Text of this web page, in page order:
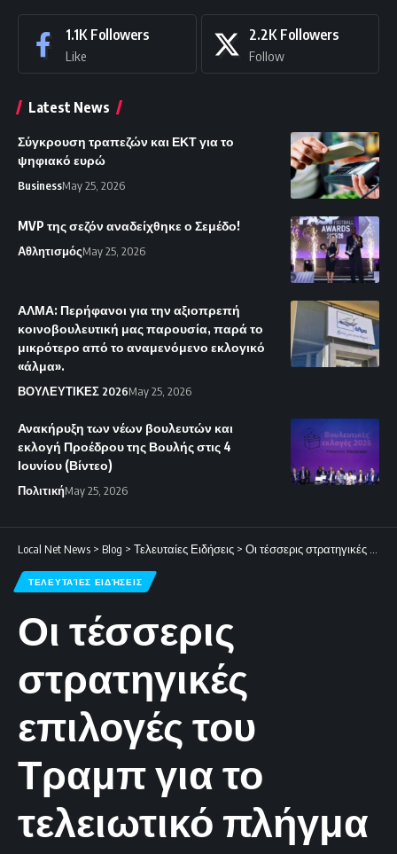
1.1K Followers
Like
2.2K Followers
Follow
Latest News
Σύγκρουση τραπεζών και ΕΚΤ για το
ψηφιακό ευρώ
BusinessMay 25, 2026
MVP της σεζόν αναδείχθηκε ο Σεμέδο!
ΑθλητισμόςMay 25, 2026
ΑΛΜΑ: Περήφανοι για την αξιοπρεπή
κοινοβουλευτική μας παρουσία, παρά το
μικρότερο από το αναμενόμενο εκλογικό
«άλμα».
ΒΟΥΛΕΥΤΙΚΕΣ 2026May 25, 2026
Ανακήρυξη των νέων βουλευτών και
εκλογή Προέδρου της Βουλής στις 4
Ιουνίου (Βίντεο)
ΠολιτικήMay 25, 2026
Local Net News > Blog > Τελευταίες Ειδήσεις > Οι τέσσερις στρατηγικές επιλογές του Τραμπ για το τελειωτικό πλήγμα των ΗΠΑ στο Ιράν.
ΤΕΛΕΥΤΑΊΕΣ ΕΙΔΉΣΕΙΣ
Οι τέσσερις
στρατηγικές
επιλογές του
Τραμπ για το
τελειωτικό πλήγμα